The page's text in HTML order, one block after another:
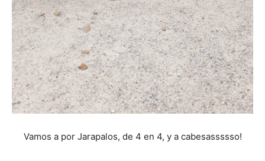
Vamos a por Jarapalos, de 4 en 4, y a cabesassssso!